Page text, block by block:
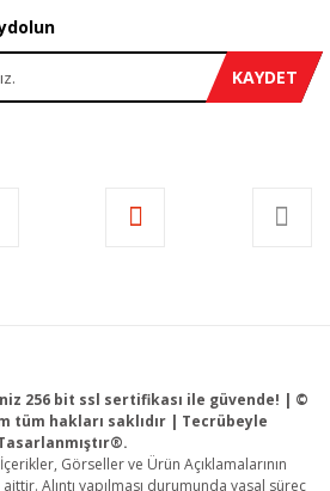
KAYDET
256 bit ssl sertifikası ile güvende! | ©
tüm hakları saklıdır | Tecrübeyle
Görseller ve Ürün Açıklamalarının
Alıntı yapılması durumunda yasal süreç